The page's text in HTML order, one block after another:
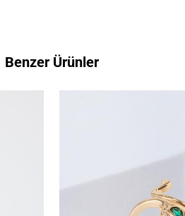
Benzer Ürünler